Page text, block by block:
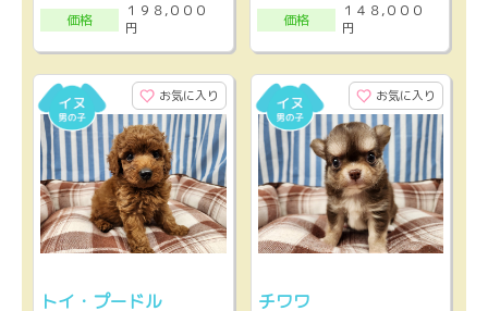
価格
１９８,０００
円
価格
１４８,０００
円
お気に入り
トイ・プードル
お気に入り
チワワ